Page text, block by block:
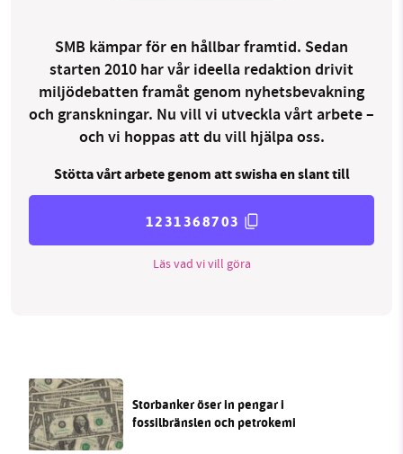
SMB kämpar för en hållbar framtid. Sedan
starten 2010 har vår ideella redaktion drivit
miljödebatten framåt genom nyhetsbevakning
och granskningar. Nu vill vi utveckla vårt arbete –
och vi hoppas att du vill hjälpa oss.
Stötta vårt arbete genom att swisha en slant till
1231368703
Läs vad vi vill göra
Storbanker öser in pengar i
fossilbränslen och petrokemi